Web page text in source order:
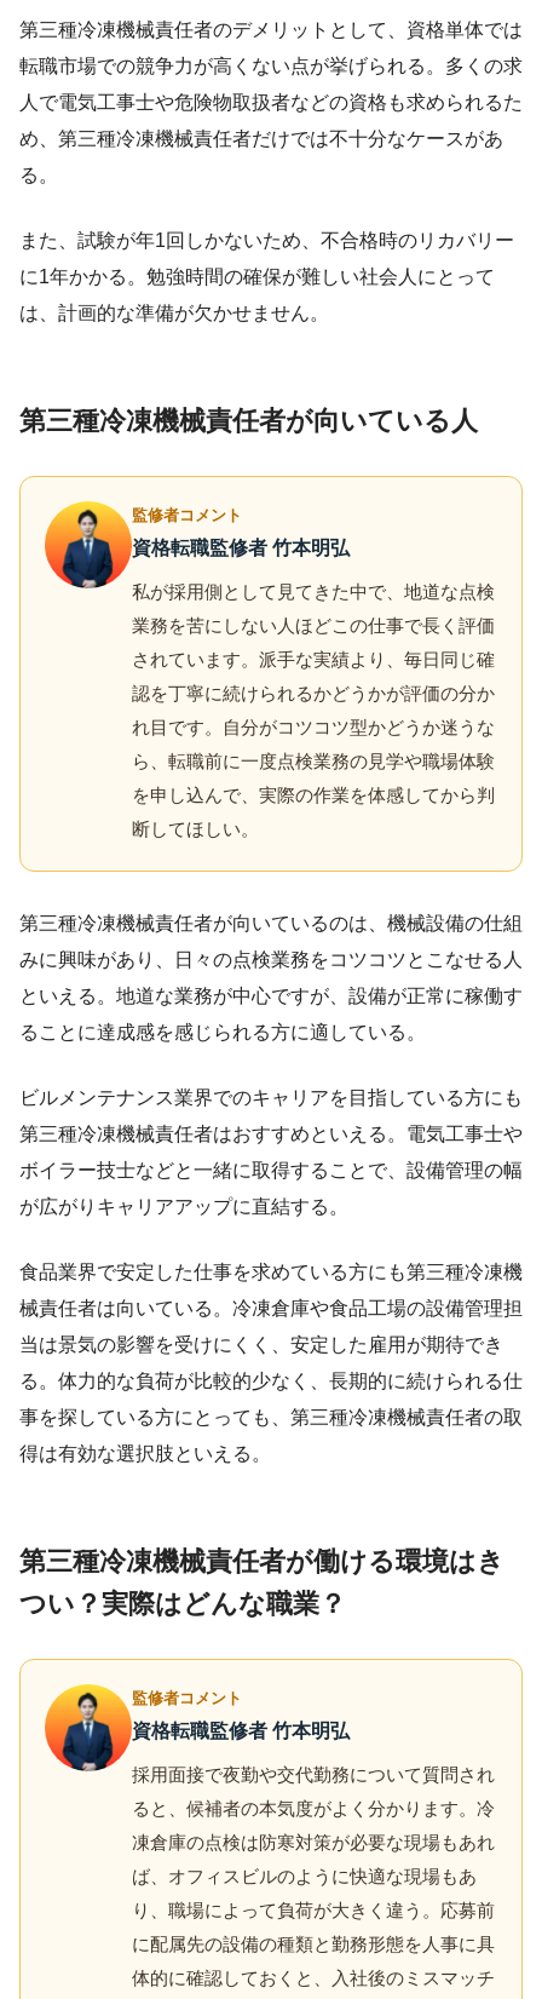
第三種冷凍機械責任者のデメリットとして、資格単体では
転職市場での競争力が高くない点が挙げられる。多くの求
人で電気工事士や危険物取扱者などの資格も求められるた
め、第三種冷凍機械責任者だけでは不十分なケースがあ
る。
また、試験が年1回しかないため、不合格時のリカバリー
に1年かかる。勉強時間の確保が難しい社会人にとって
は、計画的な準備が欠かせません。
第三種冷凍機械責任者が向いている人
監修者コメント
資格転職監修者 竹本明弘
私が採用側として見てきた中で、地道な点検
業務を苦にしない人ほどこの仕事で長く評価
されています。派手な実績より、毎日同じ確
認を丁寧に続けられるかどうかが評価の分か
れ目です。自分がコツコツ型かどうか迷うな
ら、転職前に一度点検業務の見学や職場体験
を申し込んで、実際の作業を体感してから判
断してほしい。
第三種冷凍機械責任者が向いているのは、機械設備の仕組
みに興味があり、日々の点検業務をコツコツとこなせる人
といえる。地道な業務が中心ですが、設備が正常に稼働す
ることに達成感を感じられる方に適している。
ビルメンテナンス業界でのキャリアを目指している方にも
第三種冷凍機械責任者はおすすめといえる。電気工事士や
ボイラー技士などと一緒に取得することで、設備管理の幅
が広がりキャリアアップに直結する。
食品業界で安定した仕事を求めている方にも第三種冷凍機
械責任者は向いている。冷凍倉庫や食品工場の設備管理担
当は景気の影響を受けにくく、安定した雇用が期待でき
る。体力的な負荷が比較的少なく、長期的に続けられる仕
事を探している方にとっても、第三種冷凍機械責任者の取
得は有効な選択肢といえる。
第三種冷凍機械責任者が働ける環境はき
つい？実際はどんな職業？
監修者コメント
資格転職監修者 竹本明弘
採用面接で夜勤や交代勤務について質問され
ると、候補者の本気度がよく分かります。冷
凍倉庫の点検は防寒対策が必要な現場もあれ
ば、オフィスビルのように快適な現場もあ
り、職場によって負荷が大きく違う。応募前
に配属先の設備の種類と勤務形態を人事に具
体的に確認しておくと、入社後のミスマッチ